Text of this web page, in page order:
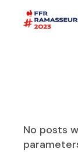
No posts